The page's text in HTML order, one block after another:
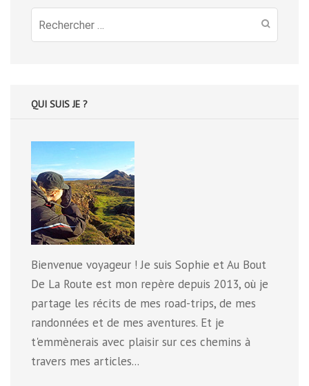
Recherche
pour
QUI SUIS JE ?
Bienvenue voyageur ! Je suis Sophie et Au Bout
De La Route est mon repère depuis 2013, où je
partage les récits de mes road-trips, de mes
randonnées et de mes aventures. Et je
t'emmènerais avec plaisir sur ces chemins à
travers mes articles...